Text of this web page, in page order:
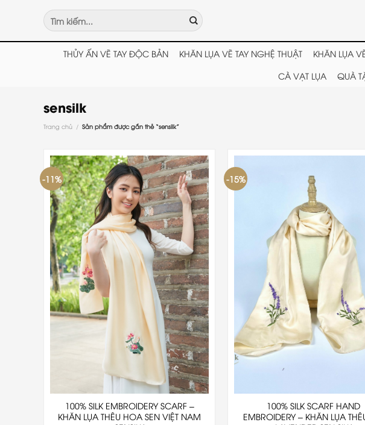
dung
Tìm
kiếm:
THỦY ẤN VẼ TAY ĐỘC BẢN KHĂN LỤA VẼ TAY NGHỆ THUẬT KHĂN LỤA
CÀ VẠT LỤA
QUÀ
sensilk
Trang chủ / Sản phẩm được gắn thẻ “sensilk”
-11%
100% SILK EMBROIDERY SCARF –
KHĂN LỤA THÊU HOA SEN VIỆT NAM
-15%
100% SILK SCARF HAND
EMBROIDERY – KHĂN LỤA